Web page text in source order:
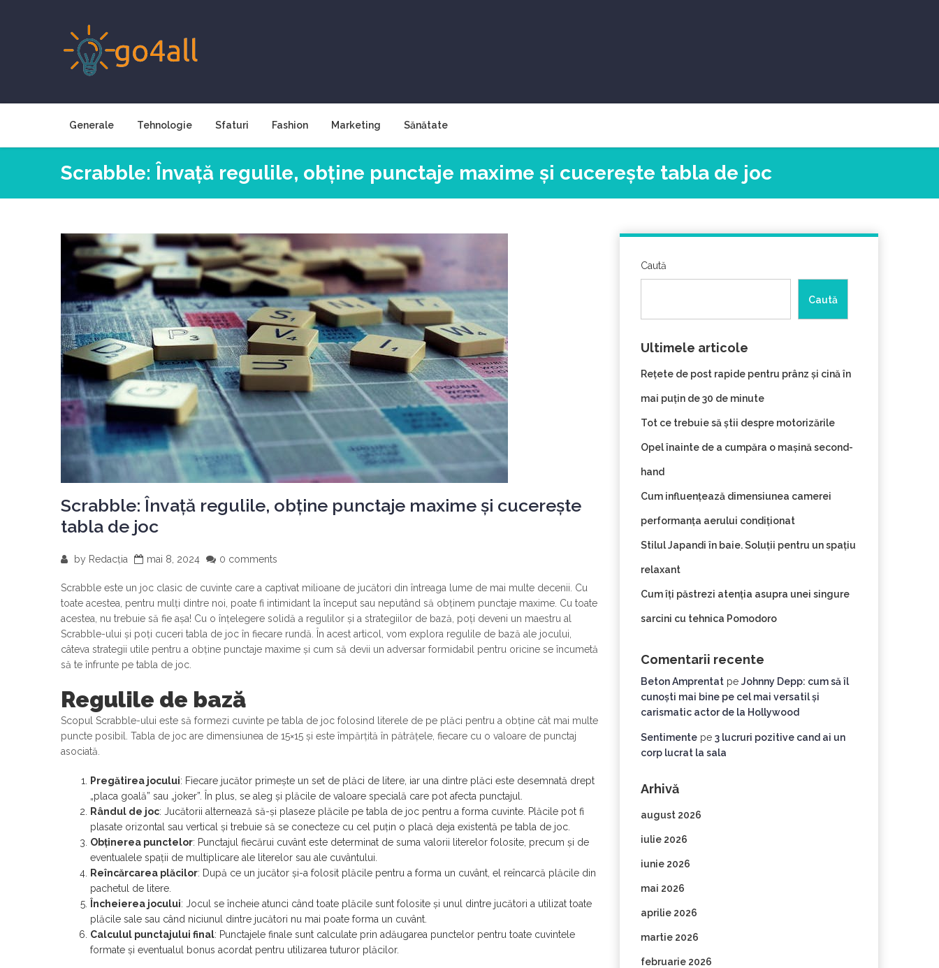
Generale Tehnologie Sfaturi Fashion Marketing Sănătate
Scrabble: Învață regulile, obține punctaje maxime și cucerește tabla de joc
Scrabble: Învață regulile, obține punctaje maxime și cucerește
tabla de joc
by Redacția mai 8, 2024 0 comments
Scrabble este un joc clasic de cuvinte care a captivat milioane de jucători din întreaga lume de mai multe decenii. Cu
toate acestea, pentru mulți dintre noi, poate fi intimidant la început sau neputând să obținem punctaje maxime. Cu toate
acestea, nu trebuie să fie așa! Cu o înțelegere solidă a regulilor și a strategiilor de bază, poți deveni un maestru al
Scrabble-ului și poți cuceri tabla de joc în fiecare rundă. În acest articol, vom explora regulile de bază ale jocului,
câteva strategii utile pentru a obține punctaje maxime și cum să devii un adversar formidabil pentru oricine se încumetă
să te înfrunte pe tabla de joc.
Regulile de bază
Scopul Scrabble-ului este să formezi cuvinte pe tabla de joc folosind literele de pe plăci pentru a obține cât mai multe
puncte posibil. Tabla de joc are dimensiunea de 15×15 și este împărțită în pătrățele, fiecare cu o valoare de punctaj
asociată.
Pregătirea jocului: Fiecare jucător primește un set de plăci de litere, iar una dintre plăci este desemnată drept
„placa goală” sau „joker”. În plus, se aleg și plăcile de valoare specială care pot afecta punctajul.
Rândul de joc: Jucătorii alternează să-și plaseze plăcile pe tabla de joc pentru a forma cuvinte. Plăcile pot fi
plasate orizontal sau vertical și trebuie să se conecteze cu cel puțin o placă deja existentă pe tabla de joc.
Obținerea punctelor: Punctajul fiecărui cuvânt este determinat de suma valorii literelor folosite, precum și de
eventualele spații de multiplicare ale literelor sau ale cuvântului.
Reîncărcarea plăcilor: După ce un jucător și-a folosit plăcile pentru a forma un cuvânt, el reîncarcă plăcile din
pachetul de litere.
Încheierea jocului: Jocul se încheie atunci când toate plăcile sunt folosite și unul dintre jucători a utilizat toate
plăcile sale sau când niciunul dintre jucători nu mai poate forma un cuvânt.
Calculul punctajului final: Punctajele finale sunt calculate prin adăugarea punctelor pentru toate cuvintele
formate și eventualul bonus acordat pentru utilizarea tuturor plăcilor.
Caută
Caută
Ultimele articole
Rețete de post rapide pentru prânz și cină în
mai puțin de 30 de minute
Tot ce trebuie să știi despre motorizările
Opel înainte de a cumpăra o mașină second-
hand
Cum influențează dimensiunea camerei
performanța aerului condiționat
Stilul Japandi în baie. Soluții pentru un spațiu
relaxant
Cum îți păstrezi atenția asupra unei singure
sarcini cu tehnica Pomodoro
Comentarii recente
Beton Amprentat pe Johnny Depp: cum să îl
cunoști mai bine pe cel mai versatil și
carismatic actor de la Hollywood
Sentimente pe 3 lucruri pozitive cand ai un
corp lucrat la sala
Arhivă
august 2026
iulie 2026
iunie 2026
mai 2026
aprilie 2026
martie 2026
februarie 2026